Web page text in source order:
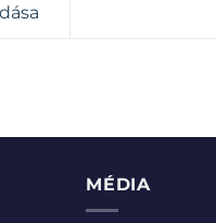
MÉDIA